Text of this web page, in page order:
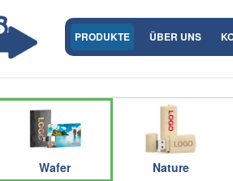
PRODUKTE ÜBER UNS
Wafer Nature